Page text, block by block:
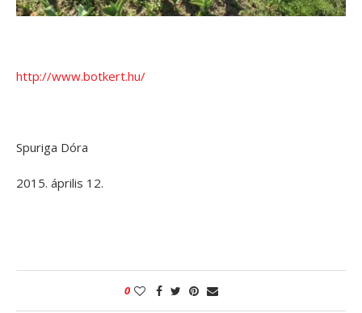
http://www.botkert.hu/
Spuriga Dóra
2015. április 12.
0